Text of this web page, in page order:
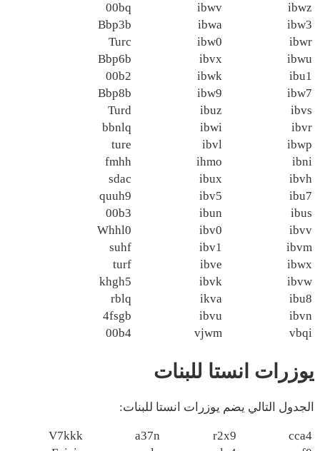
ibwz
ibwv
00bq
ibw3
ibwa
Bbp3b
ibwr
ibw0
Turc
ibwu
ibvx
Bbp6b
ibu1
ibwk
00b2
ibw7
ibw9
Bbp8b
ibvs
ibuz
Turd
ibvr
ibwi
bbnlq
ibwp
ibvl
ture
ibni
ihmo
fmhh
ibvh
ibux
sdac
ibu7
ibv5
quuh9
ibus
ibun
00b3
ibvv
ibv0
Whhl0
ibvm
ibv1
suhf
ibwx
ibve
turf
ibvw
ibvk
khgh5
ibu8
ikva
rblq
ibvn
ibvu
4fsgb
vbqi
vjwm
00b4
يوزرات انستا للبنات
الجدول التالي يضم يوزرات انستا للبنات:
cca4
r2x9
a37n
V7kkk